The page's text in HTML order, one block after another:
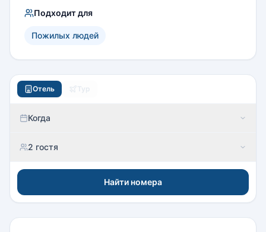
Подходит для
Пожилых людей
Отель Тур
Когда
2 гостя
Найти номера